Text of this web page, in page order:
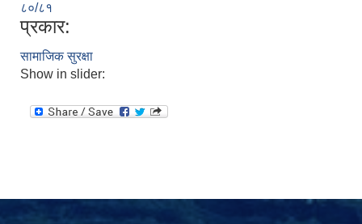
८०/८१
प्रकार:
सामाजिक सुरक्षा
Show in slider: